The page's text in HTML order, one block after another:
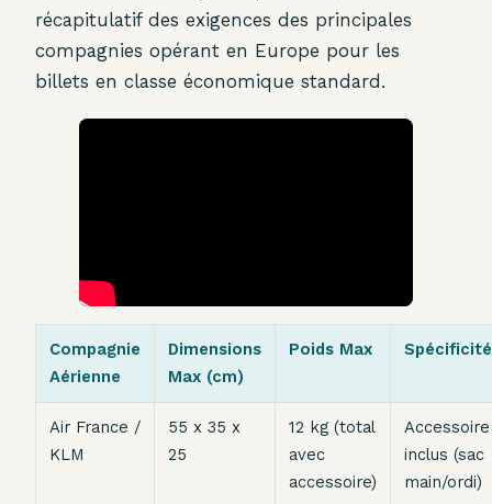
récapitulatif des exigences des principales
compagnies opérant en Europe pour les
billets en classe économique standard.
Compagnie
Aérienne
Dimensions
Max (cm)
Poids Max Spécificité
Air France /
KLM
55 x 35 x
25
12 kg (total
avec
accessoire)
Accessoire
inclus (sac
main/ordi)